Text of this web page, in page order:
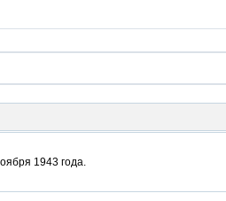
1943 года.